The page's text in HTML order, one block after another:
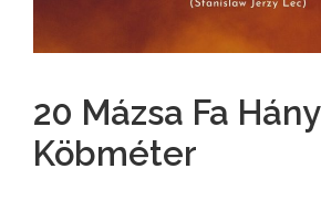
20 Mázsa Fa Hány
Köbméter